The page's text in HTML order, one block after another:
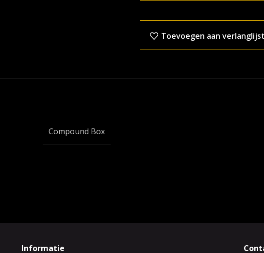
Toevoegen aan verlanglijst
Compound Box
Informatie